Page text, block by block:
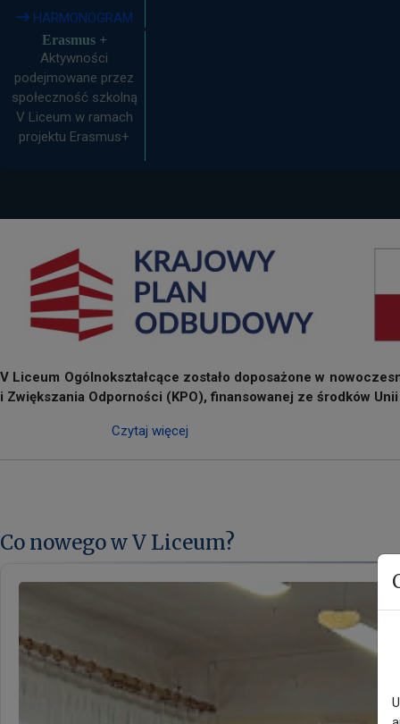
HARMONOGRAM
Erasmus +
Aktywności
podejmowane przez
społeczność szkolną
V Liceum w ramach
projektu Erasmus+
V Liceum Ogólnokształcące zostało doposażone w
i Zwiększania Odporności (KPO), finansowanej ze środków
Czytaj więcej
Co nowego w V Liceum?